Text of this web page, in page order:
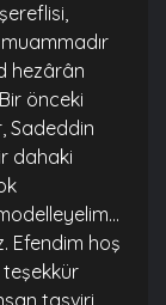
hezârân
önceki
Sadeddin
dahaki
Efendim hoş
teşekkür